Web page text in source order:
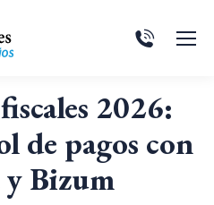
2026:
de pagos con
Bizum